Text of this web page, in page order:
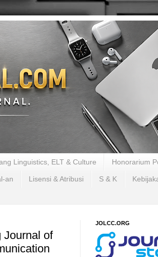
Linguistics, ELT & Culture Honorarium
an Lisensi & Atribusi S & K
Journal of
JOLCC.ORG